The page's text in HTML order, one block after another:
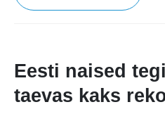
Eesti naised
taevas kaks